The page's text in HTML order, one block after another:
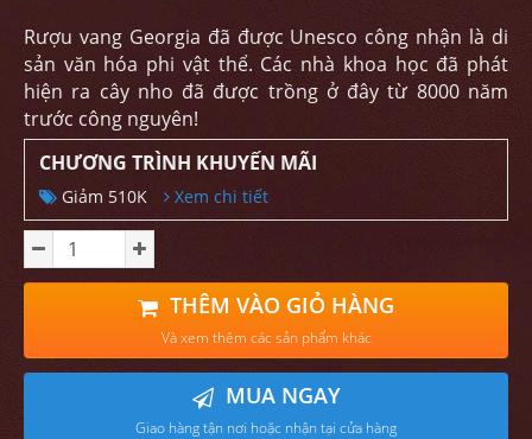
Rượu vang Georgia đã được Unesco công nhận là di
sản văn hóa phi vật thể. Các nhà khoa học đã phát
hiện ra cây nho đã được trồng ở đây từ 8000 năm
trước công nguyên!
CHƯƠNG TRÌNH KHUYẾN MÃI
Giảm 510K Xem chi tiết
THÊM VÀO GIỎ HÀNG
Và xem thêm các sản phẩm khác
MUA NGAY
Giao hàng tận nơi hoặc nhận tại cửa hàng